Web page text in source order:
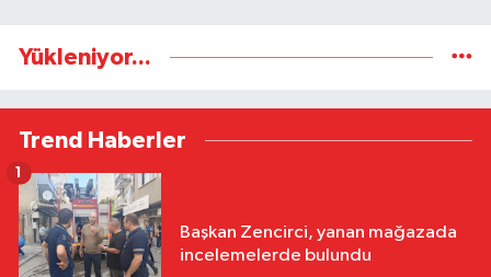
Yükleniyor...
Trend Haberler
Başkan Zencirci, yanan mağazada
incelemelerde bulundu
1